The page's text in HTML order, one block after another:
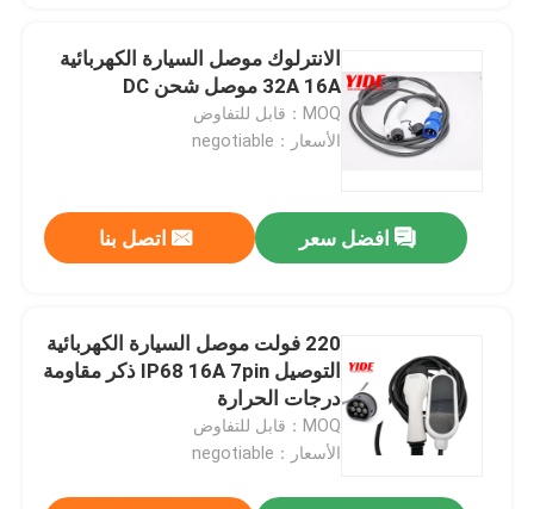
منتجات
معلومات عنا
الانترلوك موصل السيارة الكهربائية
32A 16A موصل شحن DC
MOQ：قابل للتفاوض
الأسعار：negotiable
افضل سعر اتصل بنا
220 فولت موصل السيارة الكهربائية
التوصيل IP68 16A 7pin ذكر مقاومة
درجات الحرارة
MOQ：قابل للتفاوض
الأسعار：negotiable